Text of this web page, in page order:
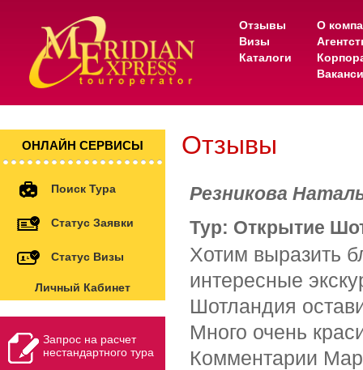
Отзывы
Визы
Каталоги
О
ОНЛАЙН СЕРВИСЫ
Поиск Тура
Статус Заявки
Статус Визы
Личный Кабинет
Запрос на расчет
нестандартного тура
Отзывы
Резникова
Тур: Открытие
Хотим выразить
интересные
Шотландия
Много очень
Комментарии